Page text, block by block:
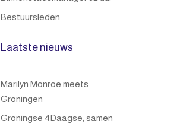
Bestuursleden
Laatste nieuws
Marilyn Monroe meets
Groningen
Groningse 4Daagse; samen